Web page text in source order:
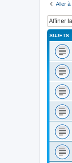
Aller
SUJETS